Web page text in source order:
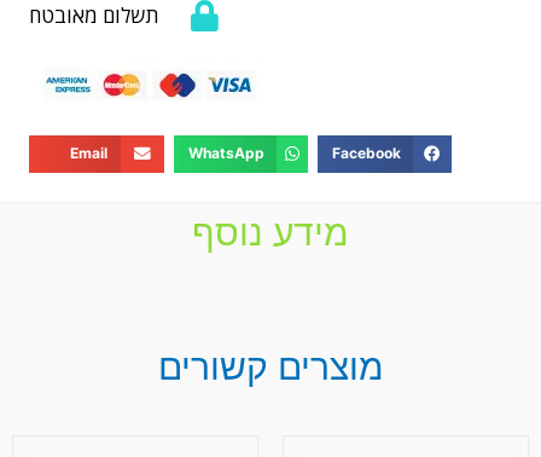
תשלום מאובטח
Facebook
WhatsApp
Email
מידע נוסף
מוצרים קשורים